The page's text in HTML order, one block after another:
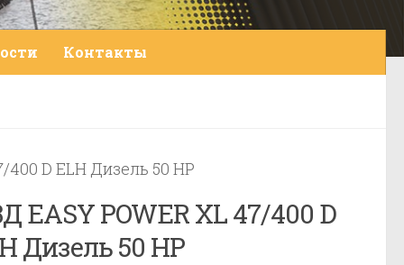
Контакты
D ELH Дизель 50 HP
EASY POWER XL 47/400 D
Дизель 50 HP